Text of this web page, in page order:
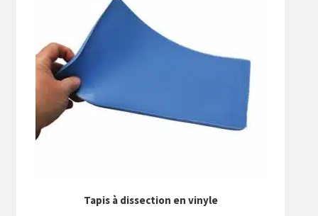
Tapis à dissection en vinyle